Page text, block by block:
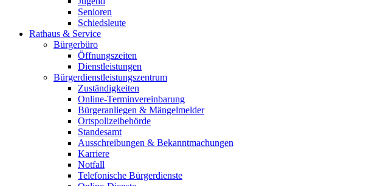
Senioren
Schiedsleute
Rathaus & Service
Bürgerbüro
Öffnungszeiten
Dienstleistungen
Bürgerdienstleistungszentrum
Zuständigkeiten
Online-Terminvereinbarung
Bürgeranliegen & Mängelmelder
Ortspolizeibehörde
Standesamt
Ausschreibungen & Bekanntmachungen
Karriere
Notfall
Telefonische Bürgerdienste